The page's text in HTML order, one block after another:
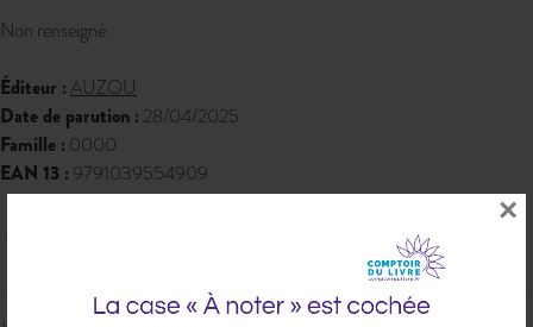
×
Non renseigné
Éditeur :AUZOU
Date de parution : 28/04/2025
Famille : 0000
EAN 13 : 9791039554909